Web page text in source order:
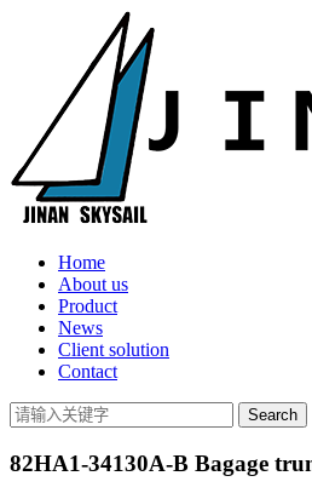
Home
About us
Product
News
Client solution
Contact
82HA1-34130A-B Bagage